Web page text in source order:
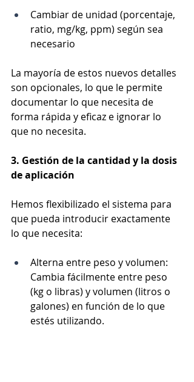
Cambiar de unidad (porcentaje,
ratio, mg/kg, ppm) según sea
necesario
La mayoría de estos nuevos detalles
son opcionales, lo que le permite
documentar lo que necesita de
forma rápida y eficaz e ignorar lo
que no necesita.
3. Gestión de la cantidad y la dosis
de aplicación
Hemos flexibilizado el sistema para
que pueda introducir exactamente
lo que necesita:
Alterna entre peso y volumen:
Cambia fácilmente entre peso
(kg o libras) y volumen (litros o
galones) en función de lo que
estés utilizando.